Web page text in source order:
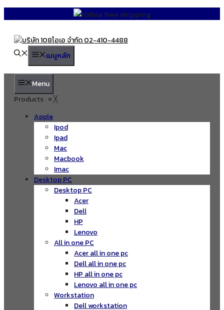
content
เมนูหลัก
Menu
Products ≡╳
Apple
Ipod
Ipad
Mac
Macbook
Imac
Desktop PC
Desktop PC
Acer
Dell
HP
Lenovo
All in one PC
Acer all in one pc
Dell all in one pc
HP all in one pc
Lenovo all in one pc
Workstation
Dell workstation